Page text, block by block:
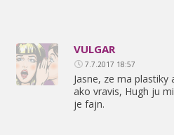
VULGAR
7.7.2017 18:57
Jasne, ze ma plastiky
ako vravis, Hugh ju
je fajn.